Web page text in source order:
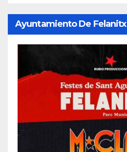
Ayuntamiento De Felanitx